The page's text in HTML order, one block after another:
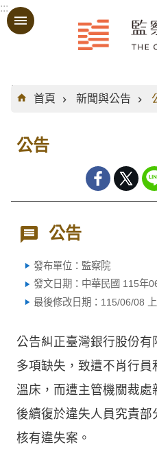
跳到主要內容區塊
:::
:::
首頁
新聞與公告
公告
公告
發布單位：監察院
發文日期：中華民國 115年
最後修改日期：115/06/08
公告糾正臺灣銀行股份
多項缺失，致遭不肖行
溫床，而遭主管機關裁處
後續復於違失人員究責
核有違失案。